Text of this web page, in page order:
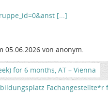
[...]
05.06.2026 von anonym.
for 6 months, AT – Vienna